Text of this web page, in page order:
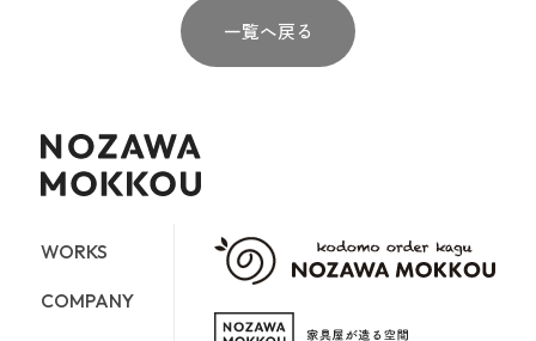
一覧へ戻る
WORKS
COMPANY